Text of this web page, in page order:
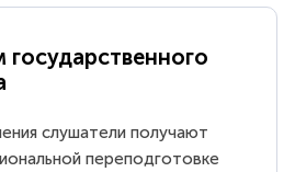
слушатели получают
переподготовке